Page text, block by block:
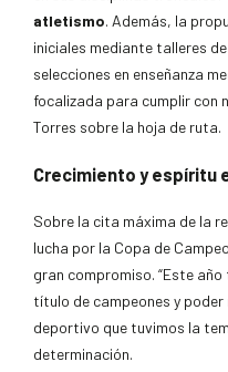
atletismo. Además, la
iniciales mediante talleres de
selecciones en enseñanza
focalizada para cumplir con
Torres sobre la hoja de ruta.
Crecimiento y espíritu
Sobre la cita máxima de la
lucha por la Copa de
gran compromiso. “Este
título de campeones y
deportivo que tuvimos la
determinación.